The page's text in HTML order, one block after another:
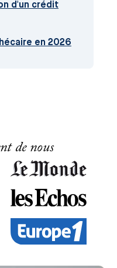
d'un crédit
en 2026
de nous